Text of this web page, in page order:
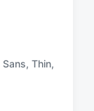
Sans, Thin,